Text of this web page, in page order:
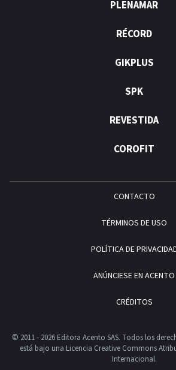
PLENAMAR
RÉCORD
GIKPLUS
SPK
REVESTIDA
COROFIT
CONTACTO
TÉRMINOS DE USO
POLÍTICA DE
ANÚNCIESE EN ACENTO
CRÉDITOS
© 2011 - 2026 Editora Acento SAS. Todos los
está bajo una Licencia Creative Commons
Internacional.